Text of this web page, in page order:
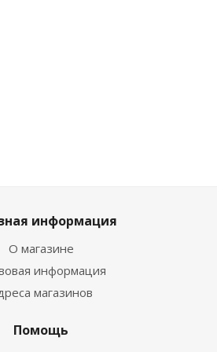
информация
О магазине
информация
магазинов
Помощь